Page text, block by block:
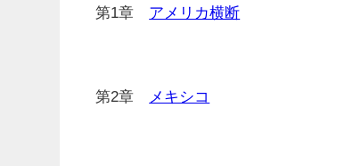
第1章 アメリカ横断
第2章 メキシコ